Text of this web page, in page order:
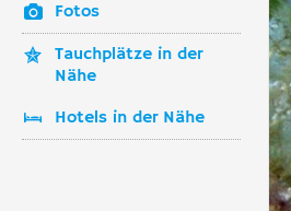
Fotos
Tauchplätze in der
Nähe
Hotels in der Nähe